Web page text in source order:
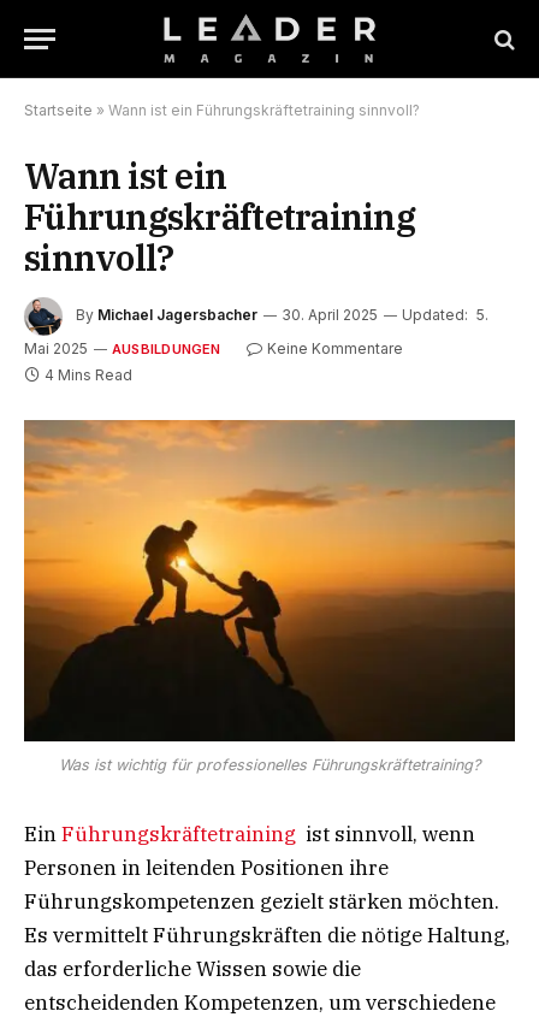
Startseite » Wann ist ein Führungskräftetraining sinnvoll?
Wann ist ein
Führungskräftetraining
sinnvoll?
By Michael Jagersbacher 30. April 2025 Updated: 5.
Mai 2025
AUSBILDUNGEN
Keine Kommentare
4 Mins Read
Was ist wichtig für professionelles Führungskräftetraining?
EinFührungskräftetraining ist sinnvoll, wenn
Personen in leitenden Positionen ihre
Führungskompetenzen gezielt stärken möchten.
Es vermittelt Führungskräften die nötige Haltung,
das erforderliche Wissen sowie die
entscheidenden Kompetenzen, um verschiedene